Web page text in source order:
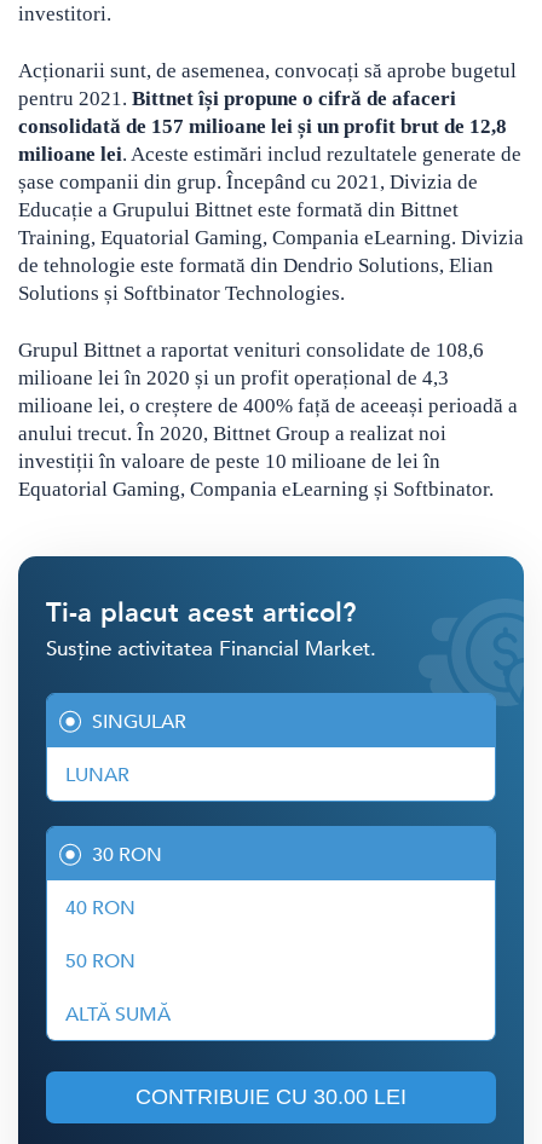
investitori.
Acționarii sunt, de asemenea, convocați să aprobe bugetul
pentru 2021. Bittnet își propune o cifră de afaceri
consolidată de 157 milioane lei și un profit brut de 12,8
milioane lei. Aceste estimări includ rezultatele generate de
șase companii din grup. Începând cu 2021, Divizia de
Educație a Grupului Bittnet este formată din Bittnet
Training, Equatorial Gaming, Compania eLearning. Divizia
de tehnologie este formată din Dendrio Solutions, Elian
Solutions și Softbinator Technologies.
Grupul Bittnet a raportat venituri consolidate de 108,6
milioane lei în 2020 și un profit operațional de 4,3
milioane lei, o creștere de 400% față de aceeași perioadă a
anului trecut. În 2020, Bittnet Group a realizat noi
investiții în valoare de peste 10 milioane de lei în
Equatorial Gaming, Compania eLearning și Softbinator.
Ti-a placut acest articol?
Susține activitatea Financial Market.
SINGULAR
LUNAR
30 RON
40 RON
50 RON
ALTĂ SUMĂ
CONTRIBUIE CU 30.00 LEI